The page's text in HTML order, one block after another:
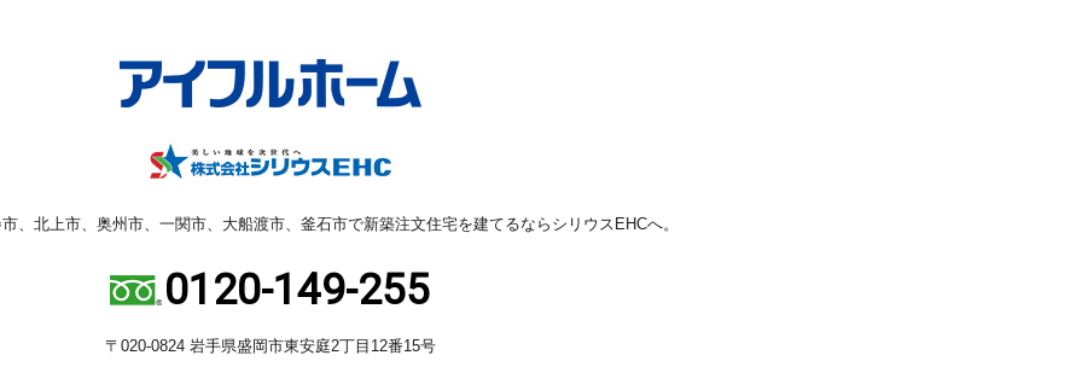
、北上市、奥州市、一関市、大船渡市、釜石市で新築注文住宅を建てるならシリウスEHCへ。
0120-149-255
〒020-0824 岩手県盛岡市東安庭2丁目12番15号